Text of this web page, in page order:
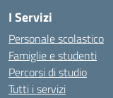
I Servizi
Personale scolastico
Famiglie e studenti
Percorsi di studio
Tutti i servizi